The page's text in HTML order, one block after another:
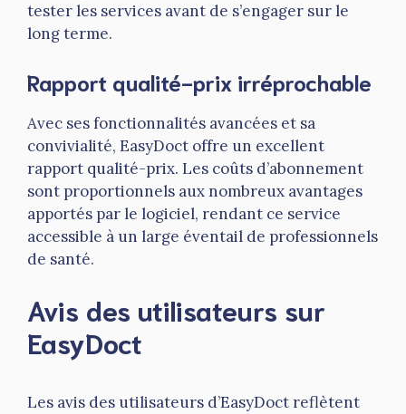
tester les services avant de s’engager sur le
long terme.
Rapport qualité-prix irréprochable
Avec ses fonctionnalités avancées et sa
convivialité, EasyDoct offre un excellent
rapport qualité-prix. Les coûts d’abonnement
sont proportionnels aux nombreux avantages
apportés par le logiciel, rendant ce service
accessible à un large éventail de professionnels
de santé.
Avis des utilisateurs sur
EasyDoct
Les avis des utilisateurs d’EasyDoct reflètent